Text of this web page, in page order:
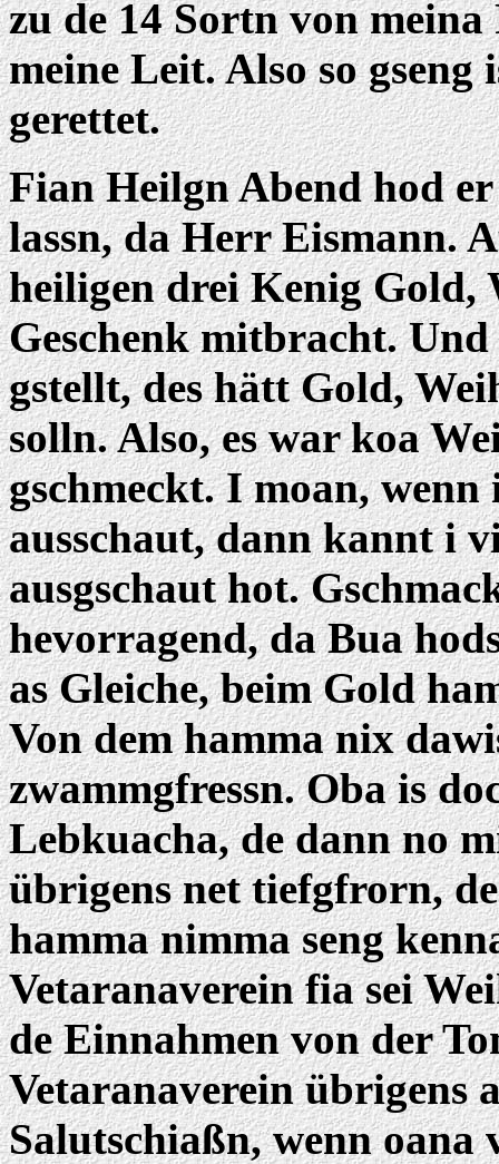
zu de 14 Sortn von
meine Leit. Also so gseng
gerettet.
Fian Heilgn Abend hod
lassn, da Herr Eismann.
heiligen drei Kenig Gold,
Geschenk mitbracht.
gstellt, des hätt Gold,
solln. Also, es war koa
gschmeckt. I moan,
ausschaut, dann kannt i
ausgschaut hot.
hevorragend, da Bua
as Gleiche, beim Gold
Von dem hamma nix
zwammgfressn. Oba is
Lebkuacha, de dann no
übrigens net tiefgfrorn,
hamma nimma seng
Vetaranaverein fia sei
de Einnahmen von der
Vetaranaverein übrigens
Salutschiaßn, wenn oana